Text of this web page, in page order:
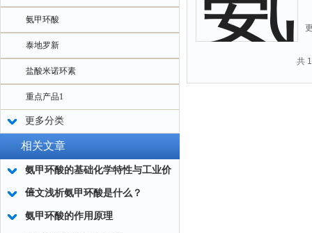
氨甲环酸
泰地罗新
盐酸米诺环素
重点产品1
更多分类
相关文章
氨甲环酸的基础化学特性与工业价
值
一文浅析氨甲环酸是什么？
氨甲环酸的作用原理
共